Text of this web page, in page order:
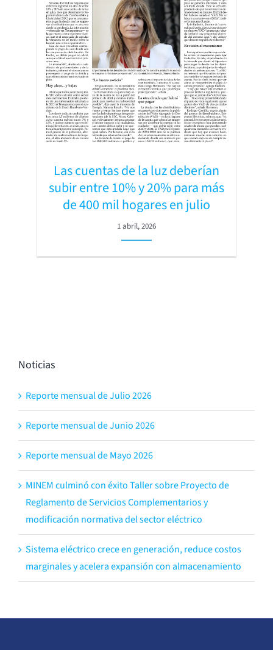
Las cuentas de la luz deberían
subir entre 10% y 20% para más
de 400 mil hogares en julio
1 abril, 2026
Noticias
Reporte mensual de Julio 2026
Reporte mensual de Junio 2026
Reporte mensual de Mayo 2026
MINEM culminó con éxito Taller sobre Proyecto de
Reglamento de Servicios Complementarios y
modificación normativa del sector eléctrico
Sistema eléctrico crece en generación, reduce costos
marginales y acelera expansión con almacenamiento